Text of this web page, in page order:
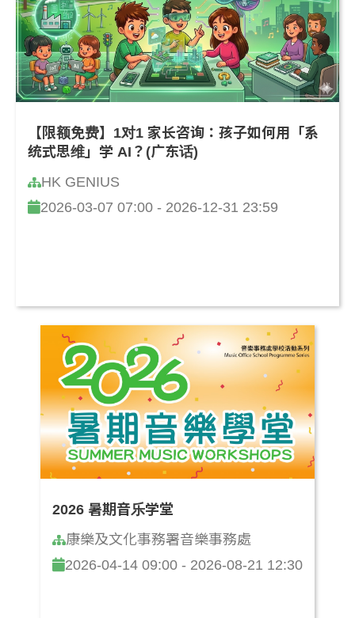
【限额免费】1对1 家长咨询：孩子如何用「系
统式思维」学 AI？(广东话)
HK GENIUS
2026-03-07 07:00 - 2026-12-31 23:59
2026 暑期音乐学堂
康樂及文化事務署音樂事務處
2026-04-14 09:00 - 2026-08-21 12:30